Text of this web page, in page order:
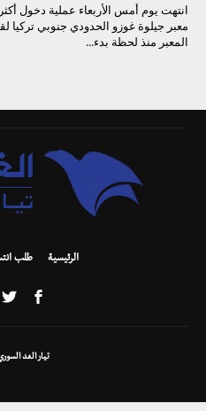
انتهت يوم أمس الأربعاء عملية دخول
معبر جيلوة غوزو الحدودي جنوبي
المعبر منذ لحظة بدء...
الرئيسية طلب
تيار الغد السوري